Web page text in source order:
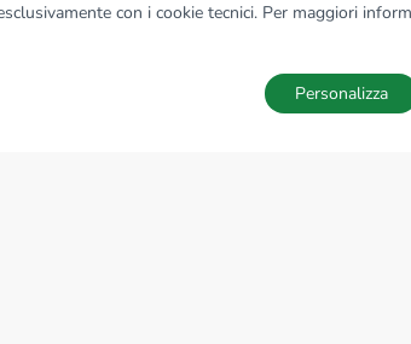
con i cookie tecnici. Per maggiori
Personalizza